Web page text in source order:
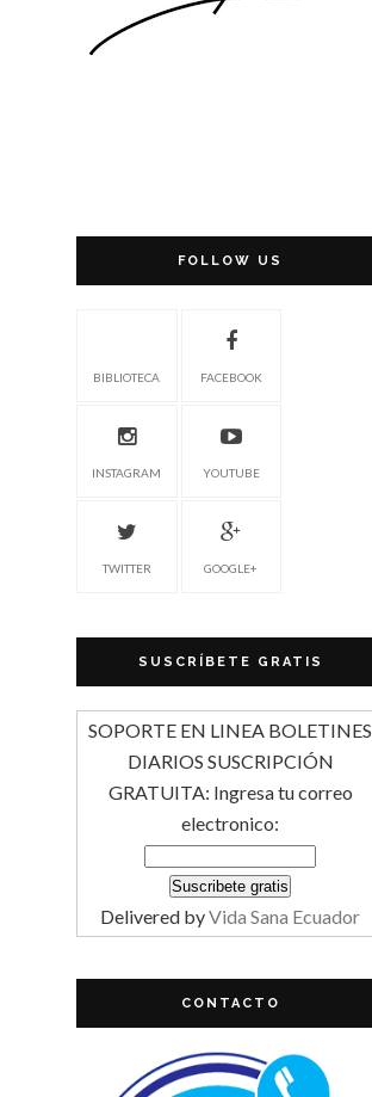
FOLLOW US
BIBLIOTECA FACEBOOK
INSTAGRAM YOUTUBE
TWITTER GOOGLE+
SUSCRÍBETE GRATIS
SOPORTE EN LINEA BOLETINES
DIARIOS SUSCRIPCIÓN
GRATUITA: Ingresa tu correo
electronico:
Delivered byVida Sana Ecuador
CONTACTO